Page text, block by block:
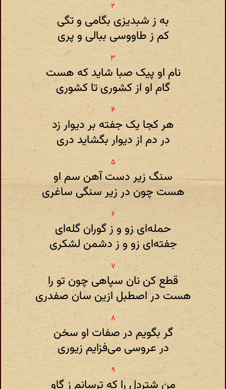
به ز شبدیزی بگامی و تگی
کم ز طاووسی ببالی و پری
نام او پیک صبا شاید که هست
گام او از کشوری تا کشوری
هر کجا یک جفته بر دیوار زد
در دم از دیوار بگشاید دری
سنگ زیر دست آهن سم او
هست چون در زیر سنگی ساغری
حمله‌ای زو و ز گوران گله‌ای
جفته‌ای زو و ز دشمن لشکری
قطع کن نان سپاهی چون تو را
هست در اصطبل ازین سان صفدری
گر بگویم در صفات او سخن
در عروسی می‌فزایم زیوری
من شتردل را که ترسانم ز گاو